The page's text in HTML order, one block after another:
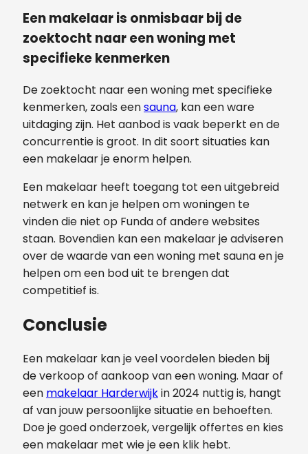
Een makelaar is onmisbaar bij de
zoektocht naar een woning met
specifieke kenmerken
De zoektocht naar een woning met specifieke
kenmerken, zoals eensauna, kan een ware
uitdaging zijn. Het aanbod is vaak beperkt en de
concurrentie is groot. In dit soort situaties kan
een makelaar je enorm helpen.
Een makelaar heeft toegang tot een uitgebreid
netwerk en kan je helpen om woningen te
vinden die niet op Funda of andere websites
staan. Bovendien kan een makelaar je adviseren
over de waarde van een woning met sauna en je
helpen om een bod uit te brengen dat
competitief is.
Conclusie
Een makelaar kan je veel voordelen bieden bij
de verkoop of aankoop van een woning. Maar of
een makelaar Harderwijkin 2024 nuttig is, hangt
af van jouw persoonlijke situatie en behoeften.
Doe je goed onderzoek, vergelijk offertes en kies
een makelaar met wie je een klik hebt.